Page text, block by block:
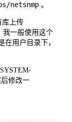
netsnmp。
库上传
我一般使用这个
在用户目录下，
修改一